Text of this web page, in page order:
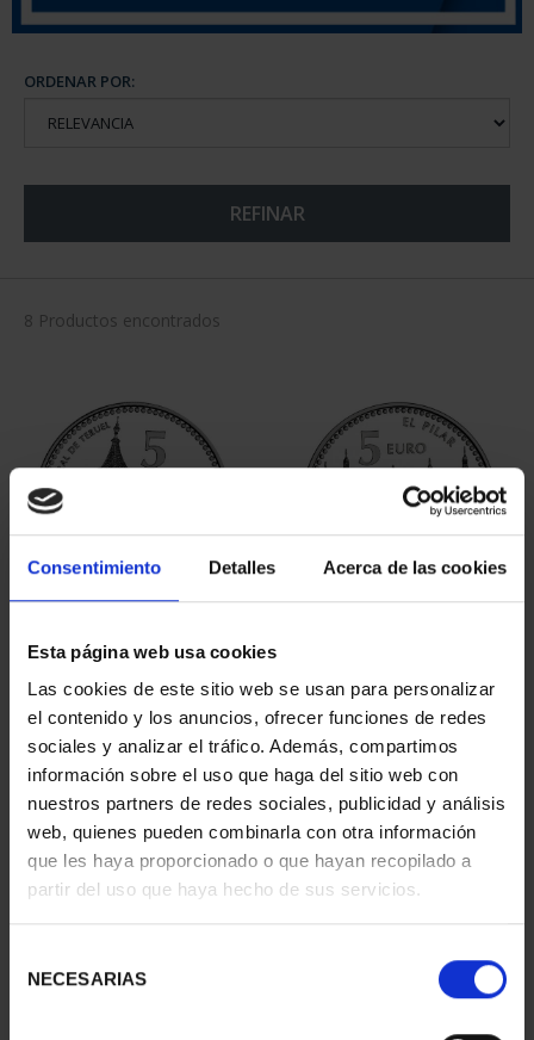
Consentimiento Detalles Acerca de las cookies
Esta página web usa cookies
Las cookies de este sitio web se usan para personalizar
el contenido y los anuncios, ofrecer funciones de redes
sociales y analizar el tráfico. Además, compartimos
información sobre el uso que haga del sitio web con
nuestros partners de redes sociales, publicidad y análisis
web, quienes pueden combinarla con otra información
que les haya proporcionado o que hayan recopilado a
partir del uso que haya hecho de sus servicios.
NECESARIAS
ORDENAR POR:
REFINAR
8 Productos encontrados
- TERUEL
73,00 € 73,00 €